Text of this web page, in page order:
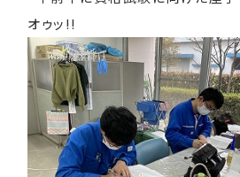
オゥッ!!